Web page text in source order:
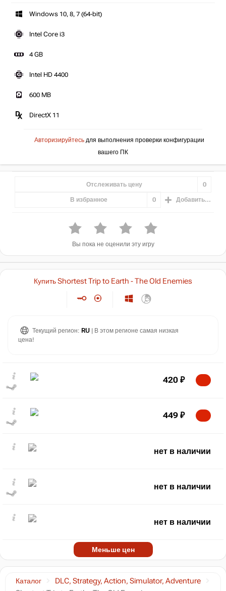
Windows 10, 8, 7 (64-bit)
Intel Core i3
4 GB
Intel HD 4400
600 MB
DirectX 11
Авторизируйтесь для выполнения проверки конфигурации
вашего ПК
Отслеживать цену 0
В избранное 0 Добавить...
Вы пока не оценили эту игру
Каталог
DLC, Strategy, Action, Simulator, Adventure
Купить Shortest Trip to Earth - The Old Enemies
Текущий регион: RU | В этом регионе самая низкая
цена!
420 ₽
449 ₽
нет в наличии
нет в наличии
нет в наличии
Меньше цен